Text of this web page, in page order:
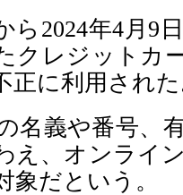
ら2024年4月9
クレジットカ
正に利用され
名義や番号、
え、オンライ
象だという。